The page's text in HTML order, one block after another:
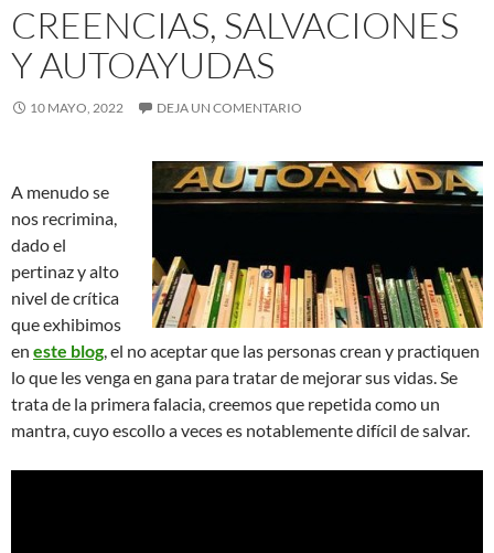
CREENCIAS, SALVACIONES
Y AUTOAYUDAS
10 MAYO, 2022 DEJA UN COMENTARIO
A menudo se
nos recrimina,
dado el
pertinaz y alto
nivel de crítica
que exhibimos
en este blog , el no aceptar que las personas crean y practiquen
lo que les venga en gana para tratar de mejorar sus vidas. Se
trata de la primera falacia, creemos que repetida como un
mantra, cuyo escollo a veces es notablemente difícil de salvar.